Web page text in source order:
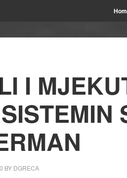
I
BY DGRECA